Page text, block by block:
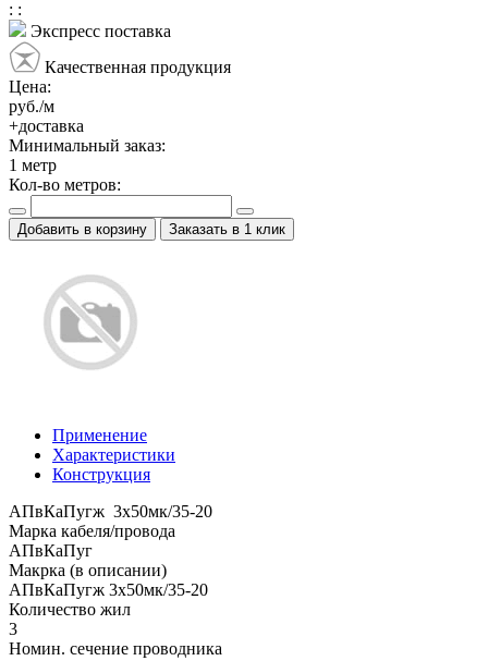
: :
Экспресс поставка
Качественная продукция
Цена:
руб./м
+доставка
Минимальный заказ:
1 метр
Кол-во метров:
Добавить в корзину Заказать в 1 клик
Применение
Характеристики
Конструкция
АПвКаПугж 3x50мк/35-20
Марка кабеля/провода
АПвКаПуг
Макрка (в описании)
АПвКаПугж 3x50мк/35-20
Количество жил
3
Номин. сечение проводника